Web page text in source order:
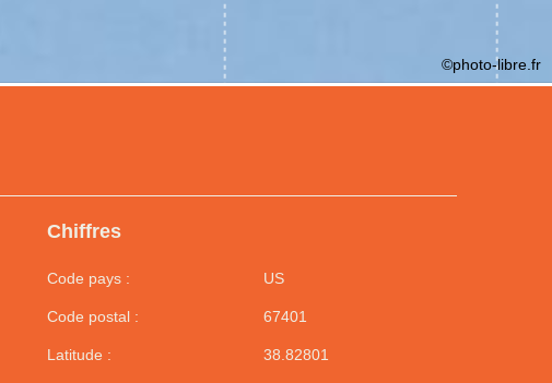
Chiffres
Code pays : US
Code postal : 67401
Latitude : 38.82801
©photo-libre.fr